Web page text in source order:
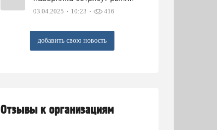
03.04.2025 10:23 416
добавить свою новость
Отзывы к организациям